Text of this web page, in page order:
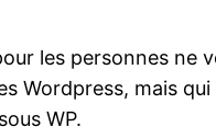
les personnes ne
Wordpress, mais
WP.